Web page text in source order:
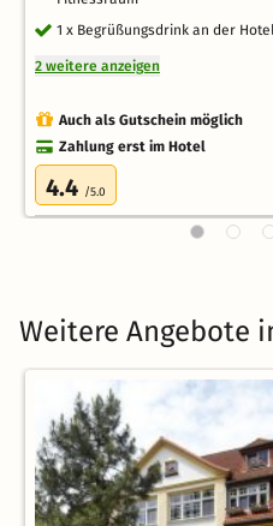
1 x Begrüßungsdrink an der
2 weitere anzeigen
Auch als Gutschein möglich
Zahlung erst im Hotel
4.4 /5.0
Weitere Angebote